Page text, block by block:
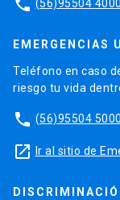
phone (56)95504 4000
EMERGENCIAS
Teléfono en caso
riesgo tu vida
phone (56)95504 5000
launch Ir al sitio de